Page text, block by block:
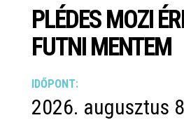
PLÉDES MOZI
FUTNI MENTEM
IDŐPONT:
2026. augusztus